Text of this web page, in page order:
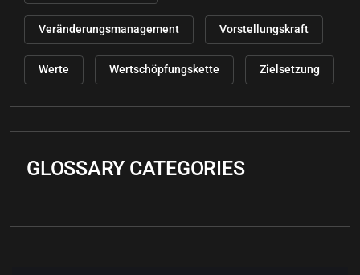
Veränderungsmanagement Vorstellungskraft
Werte Wertschöpfungskette Zielsetzung
GLOSSARY CATEGORIES